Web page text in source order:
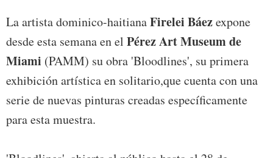
La artista dominico-haitianaFirelei Báezexpone
desde esta semana en el Pérez Art Museum de
Miami (PAMM) su obra 'Bloodlines', su primera
exhibición artística en solitario,que cuenta con una
serie de nuevas pinturas creadas específicamente
para esta muestra.